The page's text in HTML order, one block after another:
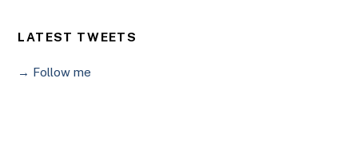
LATEST TWEETS
→ Follow me